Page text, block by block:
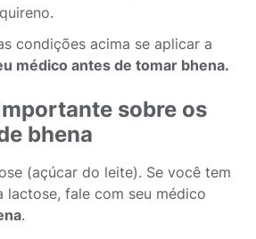
condições acima se aplicar a
médico antes de tomar bhena.
sobre os
bhena
(açúcar do leite). Se você tem
lactose, fale com seu médico
.